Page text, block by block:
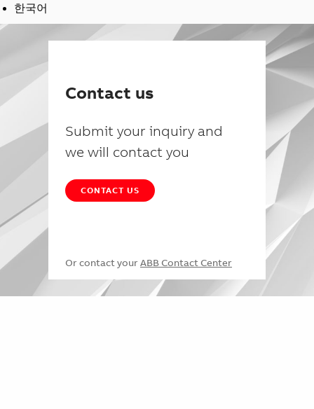
한국어
Contact us
Submit your inquiry and
we will contact you
CONTACT US
Or contact your ABB Contact Center